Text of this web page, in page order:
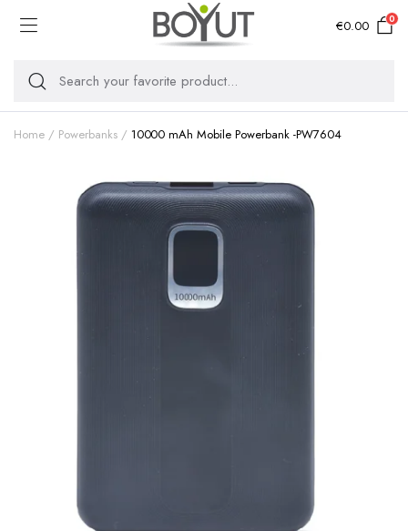
€0.00 0
Home Powerbanks 10000 mAh Mobile Powerbank -PW7604